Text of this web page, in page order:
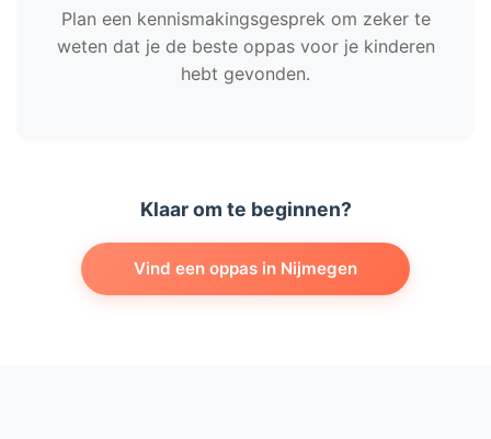
Plan een kennismakingsgesprek om zeker te
weten dat je de beste oppas voor je kinderen
hebt gevonden.
Klaar om te beginnen?
Vind een oppas in Nijmegen